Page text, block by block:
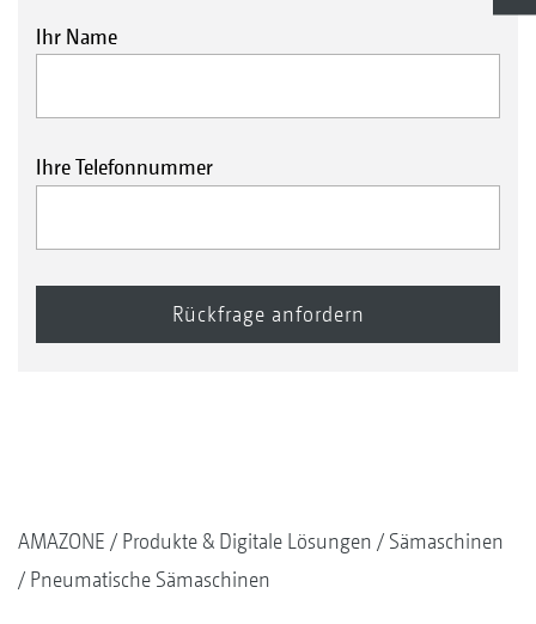
Ihr Name
Ihre Telefonnummer
AMAZONE Produkte & Digitale Lösungen
Sämaschinen
Pneumatische Sämaschinen